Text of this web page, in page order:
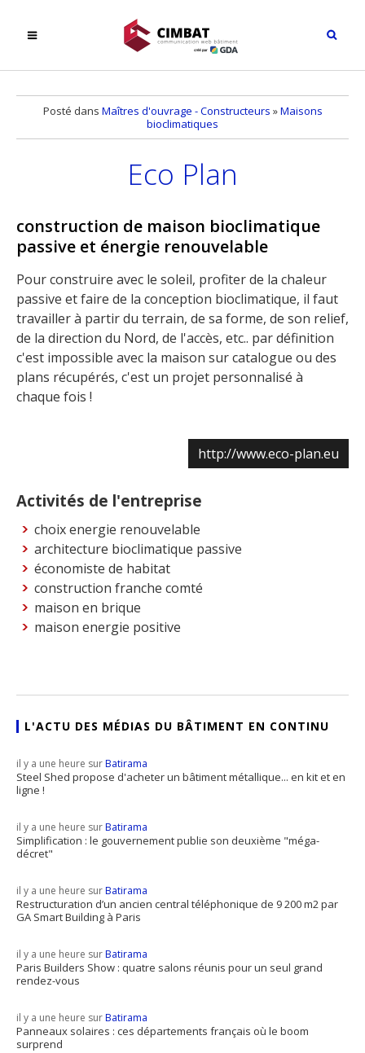
Posté dans Maîtres d'ouvrage - Constructeurs »Maisons
bioclimatiques
Eco Plan
construction de maison bioclimatique
passive et énergie renouvelable
Pour construire avec le soleil, profiter de la chaleur
passive et faire de la conception bioclimatique, il faut
travailler à partir du terrain, de sa forme, de son relief,
de la direction du Nord, de l'accès, etc.. par définition
c'est impossible avec la maison sur catalogue ou des
plans récupérés, c'est un projet personnalisé à
chaque fois !
http://www.eco-plan.eu
Activités de l'entreprise
choix energie renouvelable
architecture bioclimatique passive
économiste de habitat
construction franche comté
maison en brique
maison energie positive
L'ACTU DES MÉDIAS DU BÂTIMENT EN CONTINU
il y a une heure surBatirama
Steel Shed propose d'acheter un bâtiment métallique... en kit et en
ligne !
il y a une heure surBatirama
Simplification : le gouvernement publie son deuxième "méga-
décret"
il y a une heure surBatirama
Restructuration d’un ancien central téléphonique de 9 200 m2 par
GA Smart Building à Paris
il y a une heure surBatirama
Paris Builders Show : quatre salons réunis pour un seul grand
rendez-vous
il y a une heure surBatirama
Panneaux solaires : ces départements français où le boom
surprend